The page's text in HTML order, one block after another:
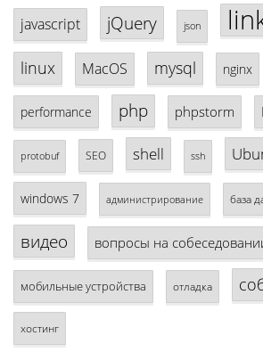
javascript jQuery json
linux MacOS mysql nginx
performance php phpstorm
protobuf SEO shell ssh
windows 7 администрирование база
видео вопросы на
мобильные устройства отладка
хостинг